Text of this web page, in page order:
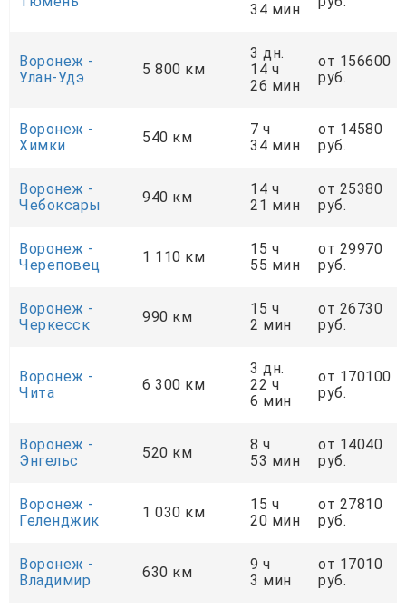
34 мин
Воронеж -
Улан-Удэ
5 800 км
3 дн.
14 ч
26 мин
от 156600
руб.
Воронеж -
Химки
540 км
7 ч
34 мин
от 14580
руб.
Воронеж -
Чебоксары
940 км
14 ч
21 мин
от 25380
руб.
Воронеж -
Череповец
1 110 км
15 ч
55 мин
от 29970
руб.
Воронеж -
Черкесск
990 км
15 ч
2 мин
от 26730
руб.
Воронеж -
Чита
6 300 км
3 дн.
22 ч
6 мин
от 170100
руб.
Воронеж -
Энгельс
520 км
8 ч
53 мин
от 14040
руб.
Воронеж -
Геленджик
1 030 км
15 ч
20 мин
от 27810
руб.
Воронеж -
Владимир
630 км
9 ч
3 мин
от 17010
руб.